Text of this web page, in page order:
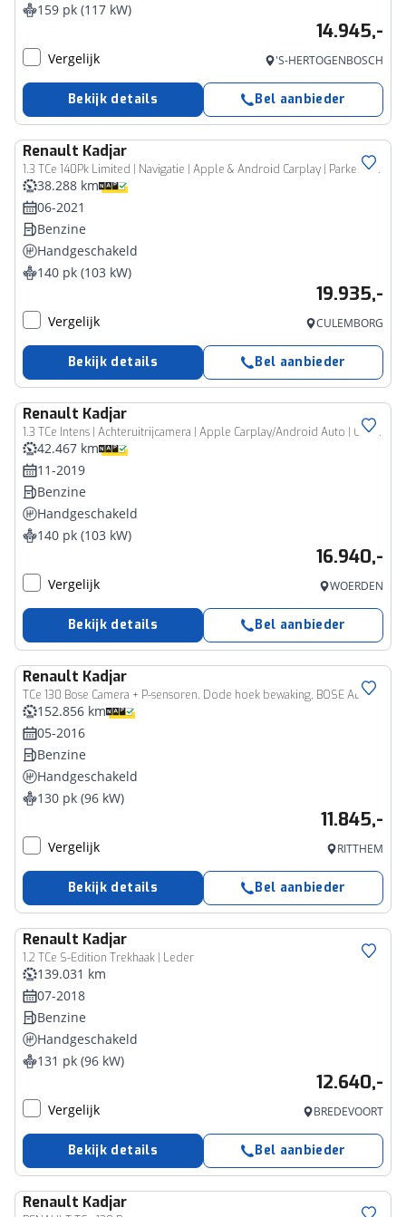
159 pk (117 kW)
14.945,-
Vergelijk 'S-HERTOGENBOSCH
Bekijk details Bel aanbieder
Renault Kadjar
1.3 TCe 140Pk Limited | Navigatie | Apple & Android Carplay | Parkeersensoren Voor & Achter | Achteruitrijcamera | Climate Control | Elektrische Bestuurderstoel | Panorama Dak | Lederen Bekleding |
38.288 km
06-2021
Benzine
Handgeschakeld
140 pk (103 kW)
19.935,-
Vergelijk CULEMBORG
Bekijk details Bel aanbieder
Renault Kadjar
1.3 TCe Intens | Achteruitrijcamera | Apple Carplay/Android Auto | Cruise Control | Climate Control | 18" inch velgen |
42.467 km
11-2019
Benzine
Handgeschakeld
140 pk (103 kW)
16.940,-
Vergelijk WOERDEN
Bekijk details Bel aanbieder
Renault Kadjar
TCe 130 Bose Camera + P-sensoren, Dode hoek bewaking, BOSE Audio, Navigatie
152.856 km
05-2016
Benzine
Handgeschakeld
130 pk (96 kW)
11.845,-
Vergelijk RITTHEM
Bekijk details Bel aanbieder
Renault Kadjar
1.2 TCe S-Edition Trekhaak | Leder
139.031 km
07-2018
Benzine
Handgeschakeld
131 pk (96 kW)
12.640,-
Vergelijk BREDEVOORT
Bekijk details Bel aanbieder
Renault Kadjar